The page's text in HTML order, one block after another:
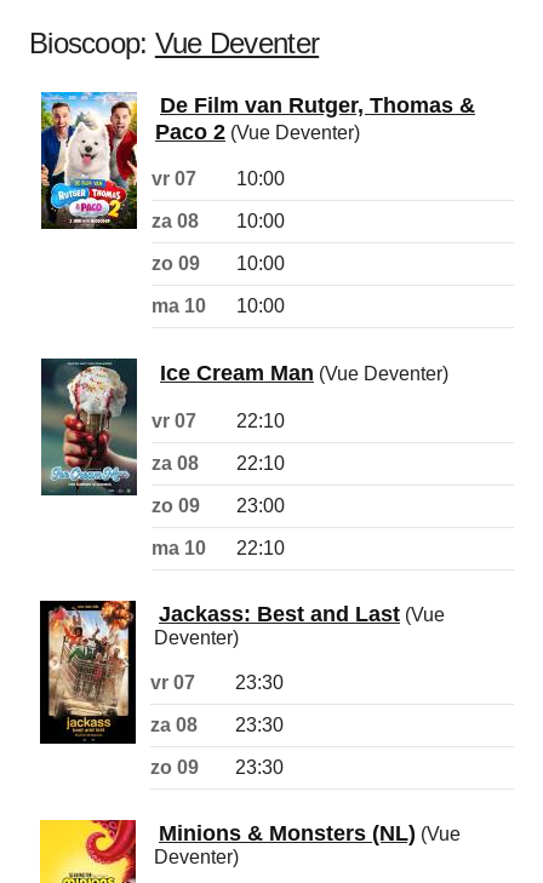
Bioscoop: Vue Deventer
De Film van Rutger, Thomas &
Paco 2 (Vue Deventer)
vr 07 10:00
za 08 10:00
zo 09 10:00
ma 10 10:00
Ice Cream Man (Vue Deventer)
vr 07 22:10
za 08 22:10
zo 09 23:00
ma 10 22:10
Jackass: Best and Last (Vue
Deventer)
vr 07 23:30
za 08 23:30
zo 09 23:30
Minions & Monsters (NL) (Vue
Deventer)